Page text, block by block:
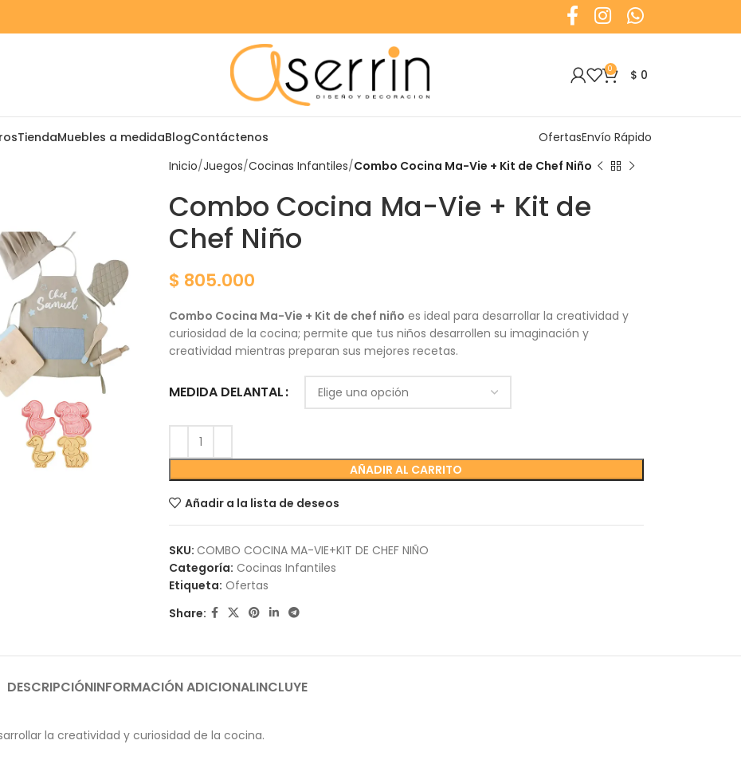
0 $ 0
TiendaMuebles a medidaBlogContáctenos OfertasEnvío Rápido
Inicio Juegos Cocinas Infantiles Combo Cocina Ma-Vie + Kit de Chef Niño
Combo Cocina Ma-Vie + Kit de
Chef Niño
$ 805.000
Combo Cocina Ma-Vie + Kit de chef niño es ideal para desarrollar la creatividad y
curiosidad de la cocina; permite que tus niños desarrollen su imaginación y
creatividad mientras preparan sus mejores recetas.
MEDIDA DELANTAL
AÑADIR AL CARRITO
Añadir a la lista de deseos
SKU: COMBO COCINA MA-VIE+KIT DE CHEF NIÑO
Categoría: Cocinas Infantiles
Etiqueta: Ofertas
Share:
DESCRIPCIÓNINFORMACIÓN ADICIONALINCLUYE
la creatividad y curiosidad de la cocina.